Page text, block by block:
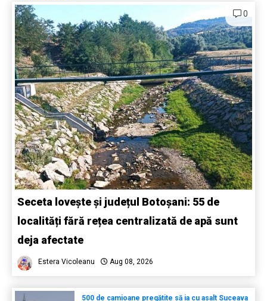
0
Seceta lovește și județul Botoșani: 55 de
localități fără rețea centralizată de apă sunt
deja afectate
Estera Vicoleanu Aug 08, 2026
500 de camioane pregătite să ia cu asalt Suceava